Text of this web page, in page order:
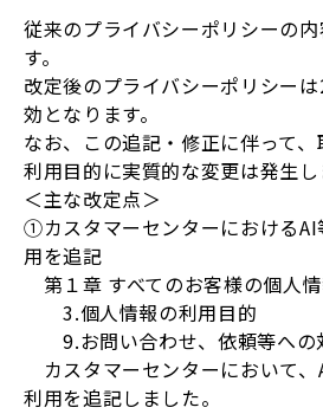
従来のプライバシーポリシーの
す。
改定後のプライバシーポリシー
効となります。
なお、この追記・修正に伴って
利⽤目的に実質的な変更は発生し
＜主な改定点＞
①カスタマーセンターにおけるAI
用を追記
第１章 すべてのお客様の個人
3.個人情報の利用目的
9.お問い合わせ、依頼等への
カスタマーセンターにおいて
利用を追記しました。